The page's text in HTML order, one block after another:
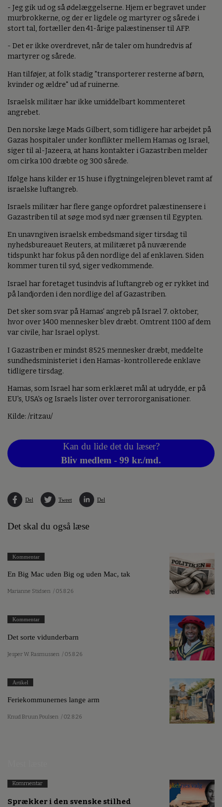
- Jeg gik ud og så ødelæggelserne. Hjem er begravet under
murbrokkerne, og der er ligdele og martyrer og sårede i
stort tal, fortæller den 41-årige palæstinenser til AFP.
- Det er ikke overdrevet, når de taler om hundredvis af
martyrer og sårede.
Han tilføjer, at folk stadig "transporterer resterne af børn,
kvinder og ældre" ud af ruinerne.
Israelsk militær har ikke umiddelbart kommenteret
angrebet.
Den norske læge Mads Gilbert, som tidligere har arbejdet på
Gazas hospitaler under konflikter mellem Hamas og Israel,
siger til al-Jazeera, at hans kontakter i Gazastriben melder
om cirka 100 dræbte og 300 sårede.
Ifølge hans kilder er 15 huse i flygtningelejren blevet ramt af
israelske luftangreb.
Israels militær har flere gange opfordret palæstinensere i
Gazastriben til at søge mod syd nær grænsen til Egypten.
En unavngiven israelsk embedsmand siger tirsdag til
nyhedsbureauet Reuters, at militæret på nuværende
tidspunkt har fokus på den nordlige del af enklaven. Siden
kommer turen til syd, siger vedkommende.
Israel har foretaget tusindvis af luftangreb og er rykket ind
på landjorden i den nordlige del af Gazastriben.
Det sker som svar på Hamas' angreb på Israel 7. oktober,
hvor over 1400 mennesker blev dræbt. Omtrent 1100 af dem
var civile, har Israel oplyst.
I Gazastriben er mindst 8525 mennesker dræbt, meddelte
sundhedsministeriet i den Hamas-kontrollerede enklave
tidligere tirsdag.
Hamas, som Israel har som erklæret mål at udrydde, er på
EU's, USA's og Israels lister over terrororganisationer.
Kilde: /ritzau/
Kan du lide det du læser?
Bliv medlem - 99 kr./md.
Del Tweet Del
Det skal du også læse
Kommentar
En Big Mac uden Big og uden Mac, tak
Marianne Stidsen / 05.8.26
Kommentar
Det sorte vidunderbarn
Jesper W. Rasmussen / 05.8.26
Artikel
Feriekommunernes lange arm
Knud Bruun Poulsen / 02.8.26
Kommentar
Sprækker i den svenske stilhed